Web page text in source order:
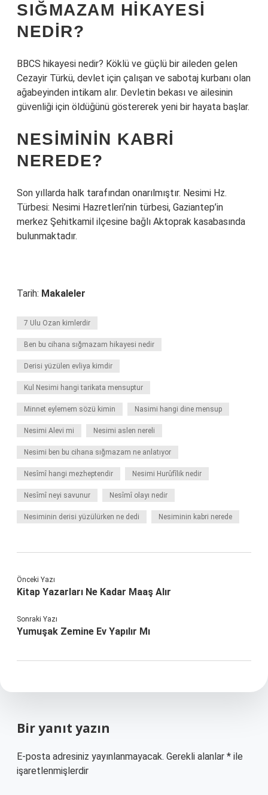
SIĞMAZAM HIKAYESI
NEDIR?
BBCS hikayesi nedir? Köklü ve güçlü bir aileden gelen
Cezayir Türkü, devlet için çalışan ve sabotaj kurbanı olan
ağabeyinden intikam alır. Devletin bekası ve ailesinin
güvenliği için öldüğünü göstererek yeni bir hayata başlar.
NESIMININ KABRI
NEREDE?
Son yıllarda halk tarafından onarılmıştır. Nesimi Hz.
Türbesi: Nesimi Hazretleri’nin türbesi, Gaziantep’in
merkez Şehitkamil ilçesine bağlı Aktoprak kasabasında
bulunmaktadır.
Tarih: Makaleler
7 Ulu Ozan kimlerdir
Ben bu cihana sığmazam hikayesi nedir
Derisi yüzülen evliya kimdir
Kul Nesimi hangi tarikata mensuptur
Minnet eylemem sözü kimin Nasimi hangi dine mensup
Nesimi Alevi mi Nesimi aslen nereli
Nesimi ben bu cihana sığmazam ne anlatıyor
Nesîmî hangi mezheptendir Nesimi Hurûfîlik nedir
Nesîmî neyi savunur Nesîmî olayı nedir
Nesiminin derisi yüzülürken ne dedi Nesiminin kabri nerede
Önceki Yazı
Kitap Yazarları Ne Kadar Maaş Alır
Sonraki Yazı
Yumuşak Zemine Ev Yapılır Mı
Bir yanıt yazın
E-posta adresiniz yayınlanmayacak. Gerekli alanlar * ile
işaretlenmişlerdir